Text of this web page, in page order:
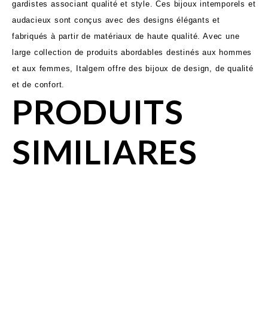
gardistes associant qualité et style. Ces bijoux intemporels et
audacieux sont conçus avec des designs élégants et
fabriqués à partir de matériaux de haute qualité. Avec une
large collection de produits abordables destinés aux hommes
et aux femmes, Italgem offre des bijoux de design, de qualité
et de confort.
PRODUITS
SIMILIARES